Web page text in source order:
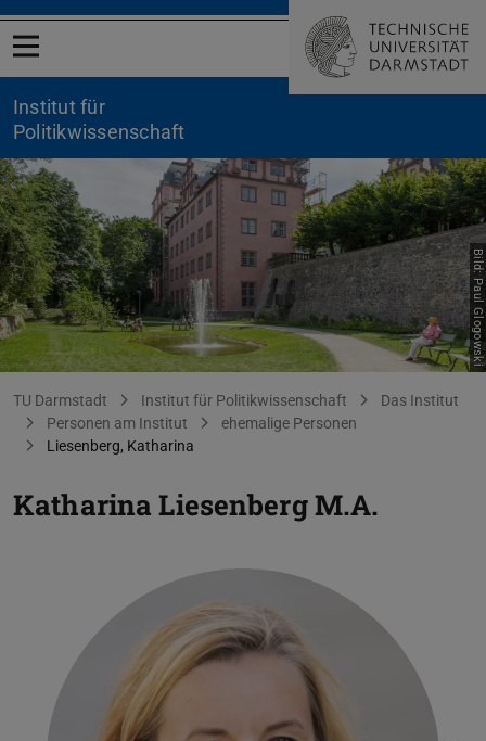
Menü öffnen
Institut für
Politikwissenschaft
Bild: Paul Glogowski
Sie befinden sich hier:
TU Darmstadt Institut für Politikwissenschaft
Das Institut
Personen am Institut
ehemalige Personen
Liesenberg, Katharina
Katharina LiesenbergM.A.